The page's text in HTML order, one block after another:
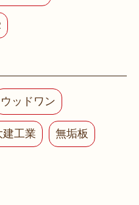
ウッドワン
建工業 無垢板